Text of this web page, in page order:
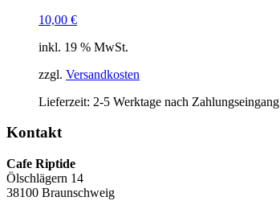
10,00 €
inkl. 19 % MwSt.
zzgl. Versandkosten
Lieferzeit: 2-5 Werktage nach Zahlungseingang
Kontakt
Cafe Riptide
Ölschlägern 14
38100 Braunschweig